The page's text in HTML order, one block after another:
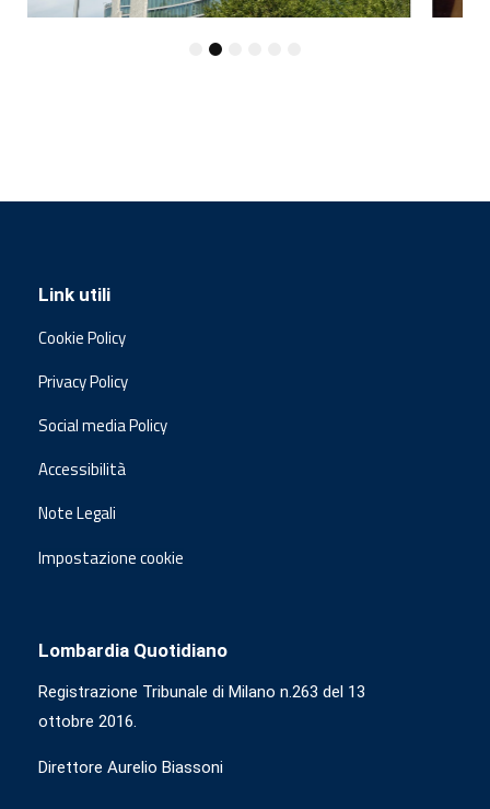
Link utili
Cookie Policy
Privacy Policy
Social media Policy
Accessibilità
Note Legali
Impostazione cookie
Lombardia Quotidiano
Registrazione Tribunale di Milano n.263 del 13
ottobre 2016.
Direttore Aurelio Biassoni